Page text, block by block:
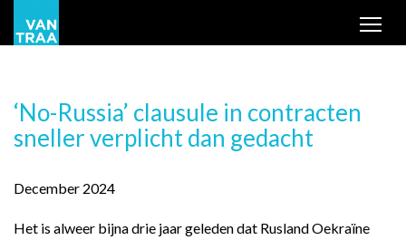
‘No-Russia’ clausule in contracten
sneller verplicht dan gedacht
December 2024
Het is alweer bijna drie jaar geleden dat Rusland Oekraïne